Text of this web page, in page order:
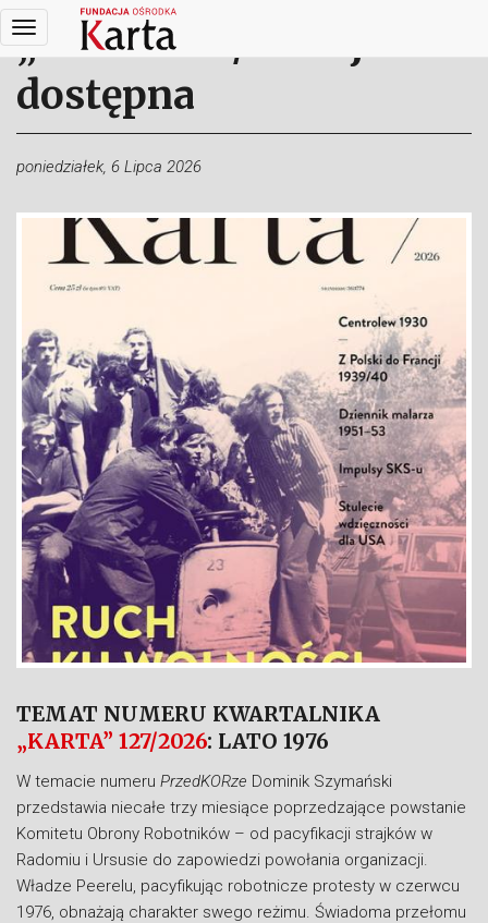
Przejdź
do
treści
„Karta” 127/2026 już
dostępna
poniedziałek, 6 Lipca 2026
TEMAT NUMERU KWARTALNIKA
„KARTA” 127/2026: LATO 1976
W temacie numeru PrzedKORze Dominik Szymański
przedstawia niecałe trzy miesiące poprzedzające powstanie
Komitetu Obrony Robotników – od pacyfikacji strajków w
Radomiu i Ursusie do zapowiedzi powołania organizacji.
Władze Peerelu, pacyfikując robotnicze protesty w czerwcu
1976, obnażają charakter swego reżimu. Świadoma przełomu